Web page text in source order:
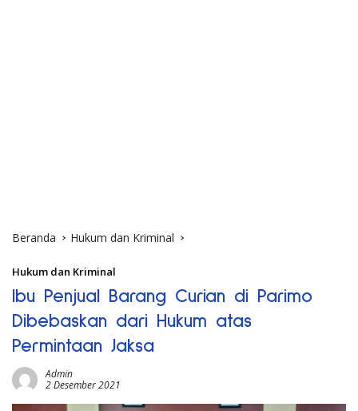
Beranda Hukum dan Kriminal
Hukum dan Kriminal
Ibu Penjual Barang Curian di Parimo
Dibebaskan dari Hukum atas
Permintaan Jaksa
Admin
2 Desember 2021